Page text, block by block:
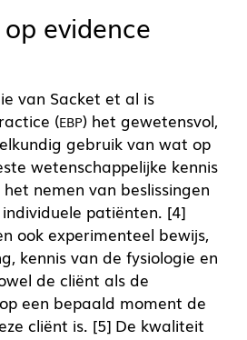
evidence
van Sacket et al is
(EBP) het gewetensvol,
gebruik van wat op
wetenschappelijke kennis
nemen van beslissingen
patiënten. [4]
ook experimenteel bewijs,
kennis van de fysiologie en
de cliënt als de
een bepaald moment de
cliënt is. [5] De kwaliteit